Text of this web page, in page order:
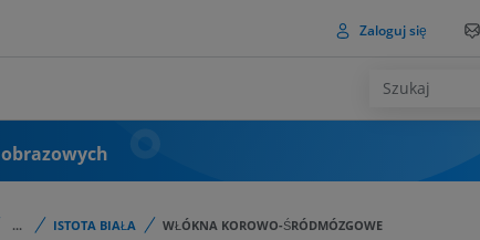
Zaloguj się
obrazowych
... ISTOTA BIAŁA WŁÓKNA KOROWO-ŚRÓDMÓZGOWE